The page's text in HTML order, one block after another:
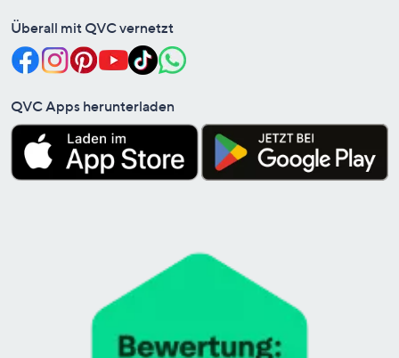
Überall mit QVC vernetzt
QVC Apps herunterladen